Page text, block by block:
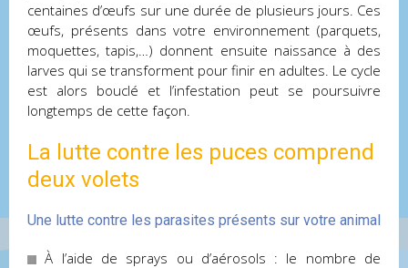
centaines d’œufs sur une durée de plusieurs jours. Ces
œufs, présents dans votre environnement (parquets,
moquettes, tapis,…) donnent ensuite naissance à des
larves qui se transforment pour finir en adultes. Le cycle
est alors bouclé et l’infestation peut se poursuivre
longtemps de cette façon.
La lutte contre les puces comprend
deux volets
Une lutte contre les parasites présents sur votre animal
À l’aide de sprays ou d’aérosols : le nombre de